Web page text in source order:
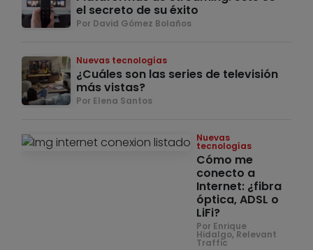
el secreto de su éxito
Por David Gómez Bolaños
Nuevas tecnologías
¿Cuáles son las series de televisión
más vistas?
Por Elena Santos
Nuevas
tecnologías
Cómo me
conecto a
Internet: ¿fibra
óptica, ADSL o
LiFi?
Por Enrique
Hidalgo, Relevant
Traffic